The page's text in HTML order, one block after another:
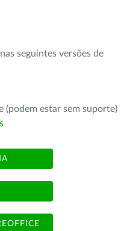
seguintes versões de
(podem estar sem suporte)